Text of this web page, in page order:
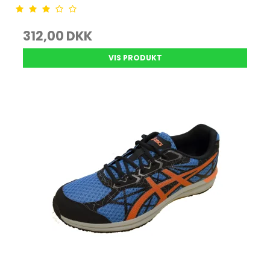
312,00 DKK
VIS PRODUKT